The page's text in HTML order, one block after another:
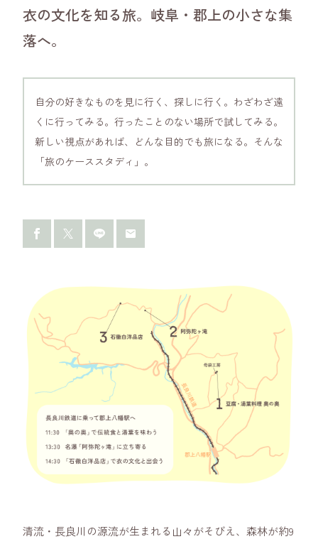
衣の文化を知る旅。岐阜・郡上の小さな集
落へ。
自分の好きなものを見に行く、探しに行く。わざわざ遠
くに行ってみる。行ったことのない場所で試してみる。
新しい視点があれば、どんな目的でも旅になる。そんな
「旅のケーススタディ」。
清流・長良川の源流が生まれる山々がそびえ、森林が約9